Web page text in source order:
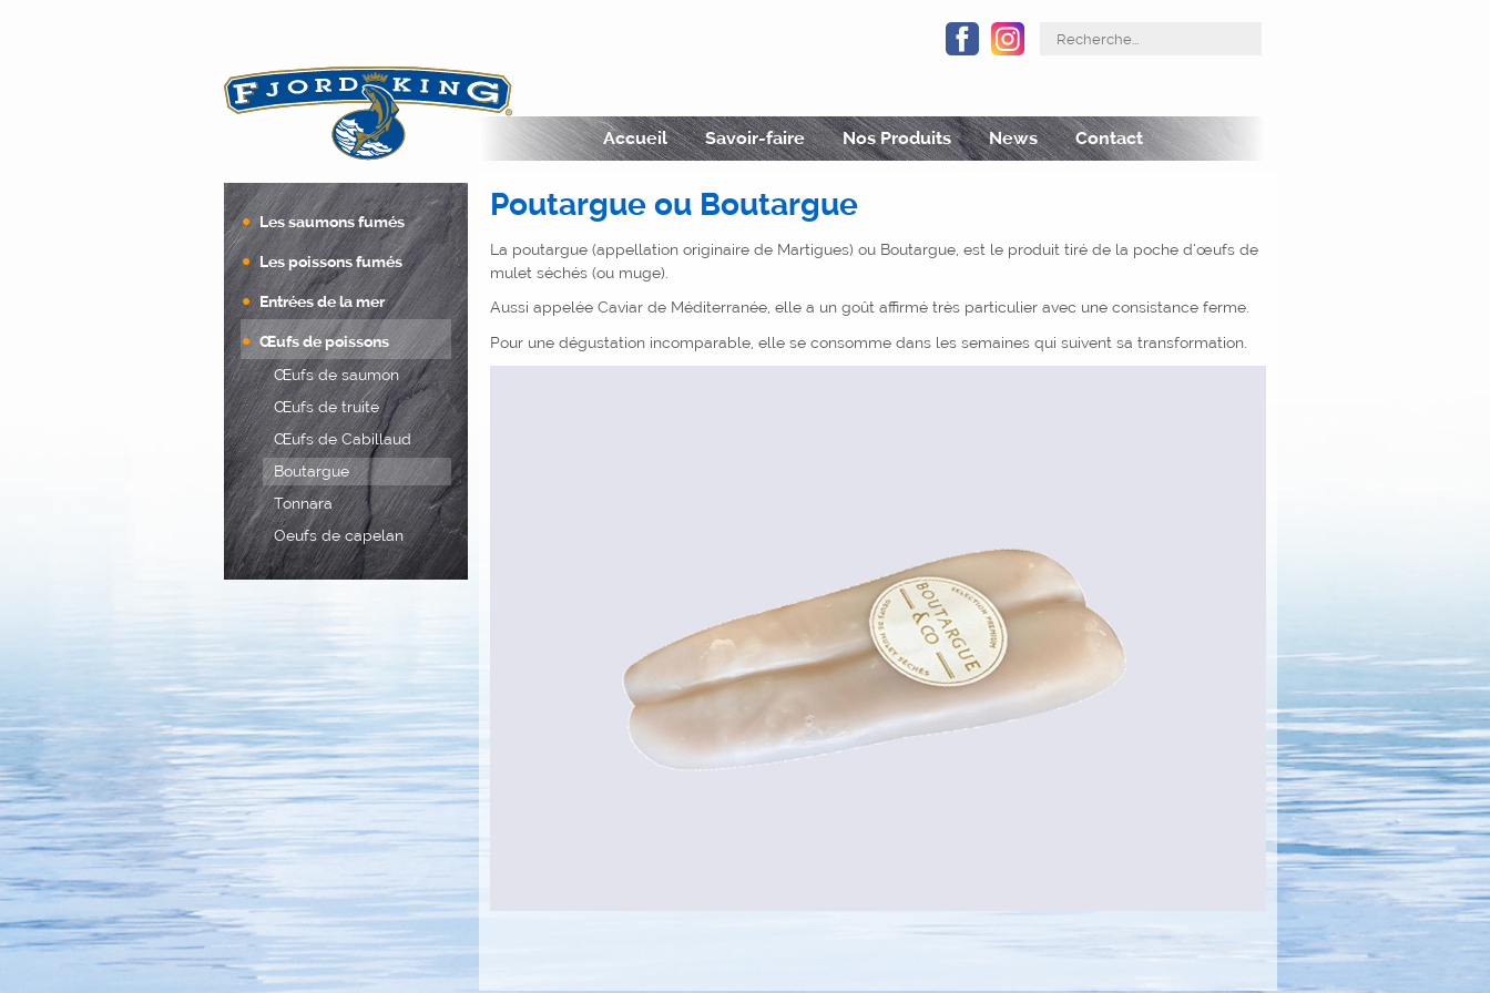
FacebookInstagram
spécialiste français des produits de la mer
Accueil Savoir-faire Nos Produits News Contact
Les saumons fumés
Les poissons fumés
Entrées de la mer
Œufs de poissons
Œufs de saumon
Œufs de truite
Œufs de Cabillaud
Boutargue
Tonnara
Oeufs de capelan
Poutargue ou Boutargue
La poutargue (appellation originaire de Martigues) ou Boutargue, est le produit tiré de la poche d’œufs de
mulet séchés (ou muge).
Aussi appelée Caviar de Méditerranée, elle a un goût affirmé très particulier avec une consistance ferme.
Pour une dégustation incomparable, elle se consomme dans les semaines qui suivent sa transformation.